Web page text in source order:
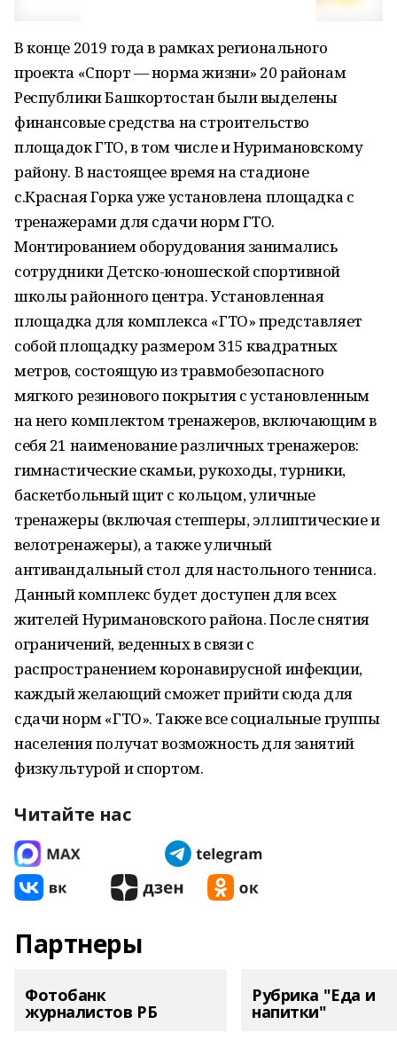
В конце 2019 года в рамках регионального
проекта «Спорт — норма жизни» 20 районам
Республики Башкортостан были выделены
финансовые средства на строительство
площадок ГТО, в том числе и Нуримановскому
району. В настоящее время на стадионе
с.Красная Горка уже установлена площадка с
тренажерами для сдачи норм ГТО.
Монтированием оборудования занимались
сотрудники Детско-юношеской спортивной
школы районного центра. Установленная
площадка для комплекса «ГТО» представляет
собой площадку размером 315 квадратных
метров, состоящую из травмобезопасного
мягкого резинового покрытия с установленным
на него комплектом тренажеров, включающим в
себя 21 наименование различных тренажеров:
гимнастические скамьи, рукоходы, турники,
баскетбольный щит с кольцом, уличные
тренажеры (включая степперы, эллиптические и
велотренажеры), а также уличный
антивандальный стол для настольного тенниса.
Данный комплекс будет доступен для всех
жителей Нуримановского района. После снятия
ограничений, веденных в связи с
распространением коронавирусной инфекции,
каждый желающий сможет прийти сюда для
сдачи норм «ГТО». Также все социальные группы
населения получат возможность для занятий
физкультурой и спортом.
Читайте нас
Партнеры
Фотобанк
журналистов РБ
Рубрика "Еда и
напитки"